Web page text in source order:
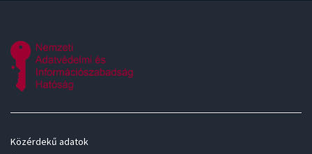
Közérdekű adatok